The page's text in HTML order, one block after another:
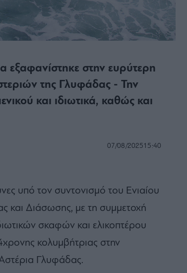
εξαφανίστηκε στην ευρύτερη
της Γλυφάδας - Την
και ιδιωτικά, καθώς και
07/08/202515:40
υπό τον συντονισμό του Ενιαίου
και Διάσωσης, με τη συμμετοχή
σκαφών και ελικοπτέρου
κολυμβήτριας στην
Γλυφάδας.